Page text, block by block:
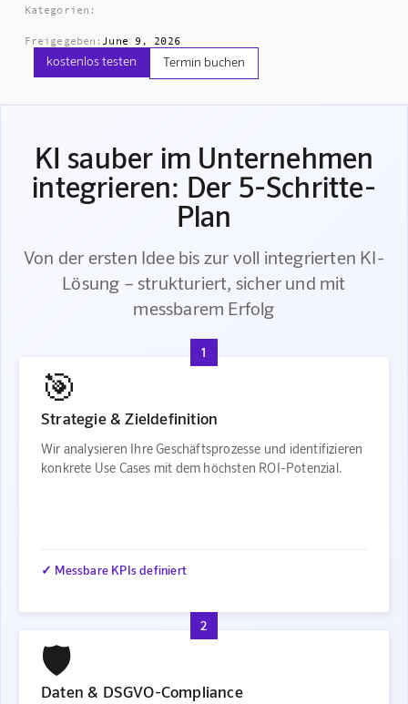
Kategorien:
Freigegeben: June 9, 2026
kostenlos testen Termin buchen
KI sauber im Unternehmen
integrieren: Der 5-Schritte-
Plan
Von der ersten Idee bis zur voll integrierten KI-
Lösung – strukturiert, sicher und mit
messbarem Erfolg
1
🎯
Strategie & Zieldefinition
Wir analysieren Ihre Geschäftsprozesse und identifizieren
konkrete Use Cases mit dem höchsten ROI-Potenzial.
✓ Messbare KPIs definiert
2
🛡️
Daten & DSGVO-Compliance